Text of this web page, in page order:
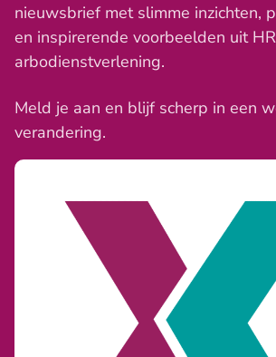
nieuwsbrief met slimme inzichten,
en inspirerende voorbeelden uit
arbodienstverlening.
Meld je aan en blijf scherp in een
verandering.